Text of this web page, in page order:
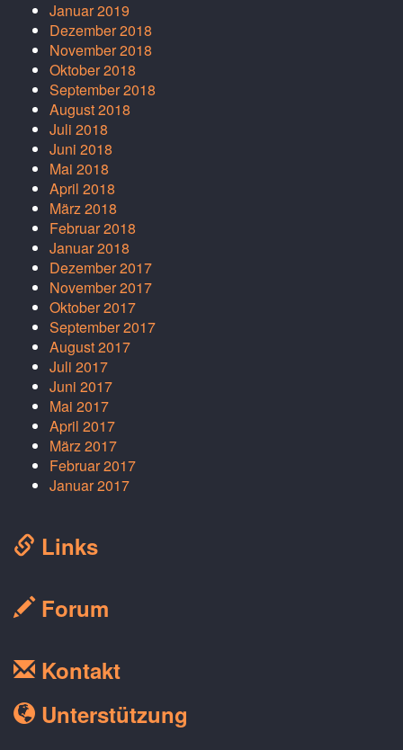
Januar 2019
Dezember 2018
November 2018
Oktober 2018
September 2018
August 2018
Juli 2018
Juni 2018
Mai 2018
April 2018
März 2018
Februar 2018
Januar 2018
Dezember 2017
November 2017
Oktober 2017
September 2017
August 2017
Juli 2017
Juni 2017
Mai 2017
April 2017
März 2017
Februar 2017
Januar 2017
Links
Forum
Kontakt
Unterstützung